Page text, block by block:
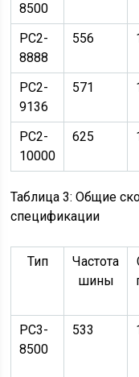
8500
PC2-
8888
556
PC2-
9136
571
PC2-
10000
625
Таблица 3: Общие
спецификации
Тип
Частота
шины
PC3-
8500
533